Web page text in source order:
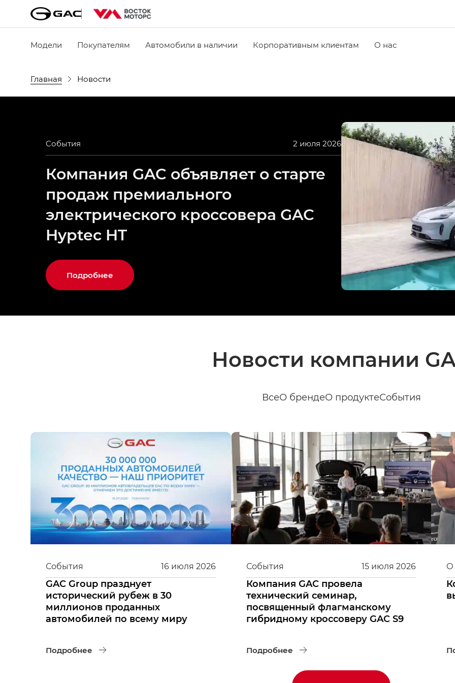
Модели Покупателям Автомобили в наличии Корпоративным клиентам О нас
Главная Новости
События 2 июля 2026
Компания GAC объявляет о старте
продаж премиального
электрического кроссовера GAC
Hyptec HT
Подробнее
Новости компании
ВсеО брендеО продуктеСобытия
16 июля 2026
События
GAC Group празднует
исторический рубеж в 30
миллионов проданных
автомобилей по всему миру
Подробнее
15 июля 2026
События
Компания GAC провела
технический семинар,
посвященный флагманскому
гибридному кроссоверу GAC S9
Подробнее
О